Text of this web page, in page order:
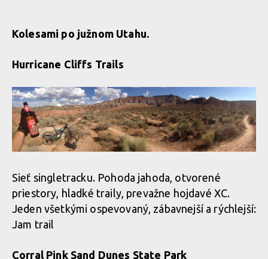
Kolesami po južnom Utahu.
Hurricane Cliffs Trails
Sieť singletracku. Pohoda jahoda, otvorené
priestory, hladké traily, prevažne hojdavé XC.
Jeden všetkými ospevovaný, zábavnejší a rýchlejší:
Jam trail
Corral Pink Sand Dunes State Park